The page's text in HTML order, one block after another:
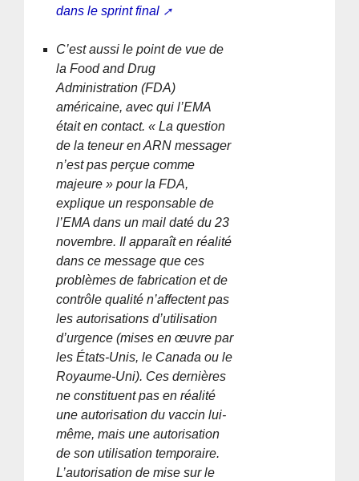
dans le sprint final
C’est aussi le point de vue de
la Food and Drug
Administration (FDA)
américaine, avec qui l’EMA
était en contact. « La question
de la teneur en ARN messager
n’est pas perçue comme
majeure » pour la FDA,
explique un responsable de
l’EMA dans un mail daté du 23
novembre. Il apparaît en réalité
dans ce message que ces
problèmes de fabrication et de
contrôle qualité n’affectent pas
les autorisations d’utilisation
d’urgence (mises en œuvre par
les États-Unis, le Canada ou le
Royaume-Uni). Ces dernières
ne constituent pas en réalité
une autorisation du vaccin lui-
même, mais une autorisation
de son utilisation temporaire.
L’autorisation de mise sur le